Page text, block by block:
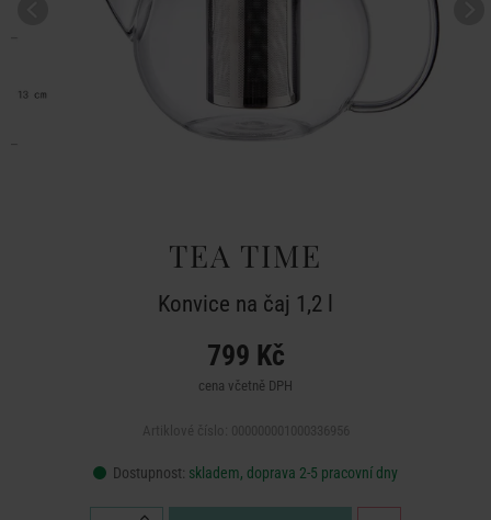
TEA TIME
Konvice na čaj 1,2 l
799 Kč
cena včetně DPH
Dostupnost: skladem, doprava 2-5 pracovní dny